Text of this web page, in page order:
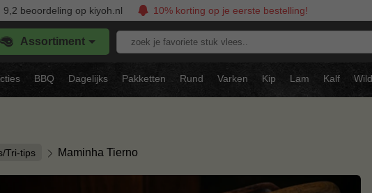
9,2 beoordelingop kiyoh.nl 10% korting op je eerste bestelling!
Assortiment
Zoek
stuk
vlees..
BBQ Dagelijks Pakketten Rund Varken Kip Lam Kalf Wild
Tri-tips Maminha Tierno